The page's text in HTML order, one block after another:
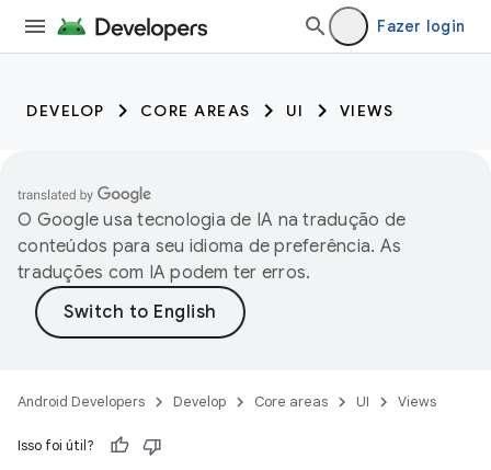
Fazer login
DEVELOP CORE AREAS UI VIEWS
O Google usa tecnologia de IA na tradução de
conteúdos para seu idioma de preferência. As
traduções com IA podem ter erros.
Android Developers Develop Core areas UI Views
Isso foi útil?